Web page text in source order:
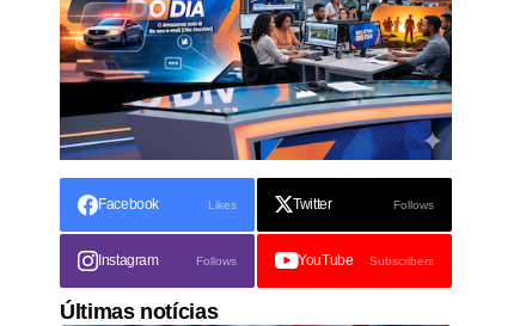
Facebook Likes Twitter Follows
Instagram Follows YouTube Subscribers
Últimas notícias